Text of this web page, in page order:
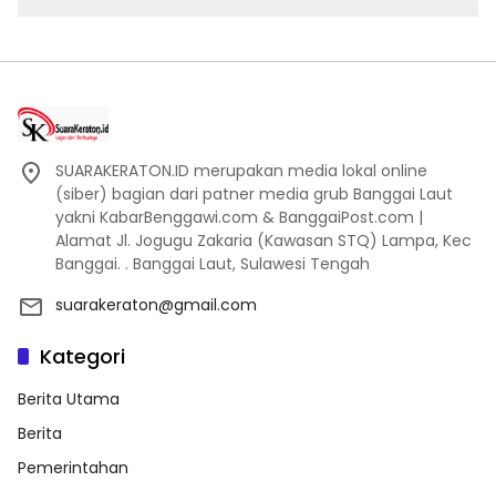
SUARAKERATON.ID merupakan media lokal online
(siber) bagian dari patner media grub Banggai Laut
yakni KabarBenggawi.com & BanggaiPost.com |
Alamat Jl. Jogugu Zakaria (Kawasan STQ) Lampa, Kec
Banggai. . Banggai Laut, Sulawesi Tengah
suarakeraton@gmail.com
Kategori
Berita Utama
Berita
Pemerintahan